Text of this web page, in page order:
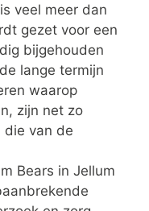
veel meer dan
gezet voor een
bijgehouden
lange termijn
waarop
zijn net zo
die van de
Bears in Jellum